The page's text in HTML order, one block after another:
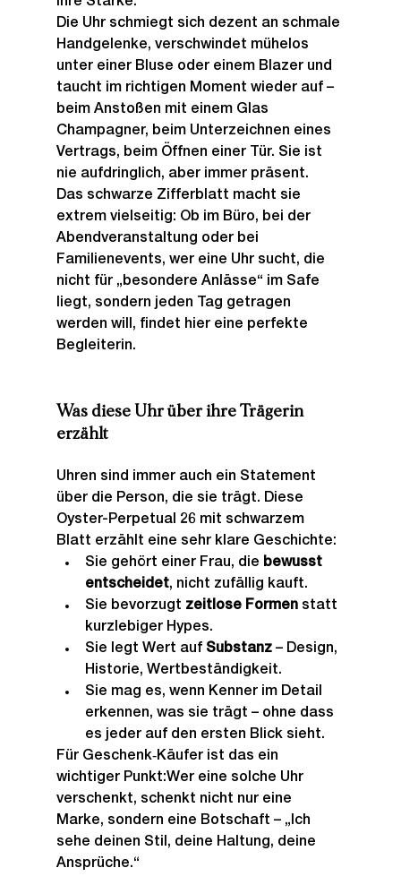
Die Uhr schmiegt sich dezent an schmale
Handgelenke, verschwindet mühelos
unter einer Bluse oder einem Blazer und
taucht im richtigen Moment wieder auf –
beim Anstoßen mit einem Glas
Champagner, beim Unterzeichnen eines
Vertrags, beim Öffnen einer Tür. Sie ist
nie aufdringlich, aber immer präsent.
Das schwarze Zifferblatt macht sie
extrem vielseitig: Ob im Büro, bei der
Abendveranstaltung oder bei
Familienevents, wer eine Uhr sucht, die
nicht für „besondere Anlässe“ im Safe
liegt, sondern jeden Tag getragen
werden will, findet hier eine perfekte
Begleiterin.
Was diese Uhr über ihre Trägerin
erzählt
Uhren sind immer auch ein Statement
über die Person, die sie trägt. Diese
Oyster-Perpetual 26 mit schwarzem
Blatt erzählt eine sehr klare Geschichte:
Sie gehört einer Frau, die bewusst
entscheidet, nicht zufällig kauft.
Sie bevorzugt zeitlose Formen statt
kurzlebiger Hypes.
Sie legt Wert auf Substanz – Design,
Historie, Wertbeständigkeit.
Sie mag es, wenn Kenner im Detail
erkennen, was sie trägt – ohne dass
es jeder auf den ersten Blick sieht.
Für Geschenk‑Käufer ist das ein
wichtiger Punkt:Wer eine solche Uhr
verschenkt, schenkt nicht nur eine
Marke, sondern eine Botschaft – „Ich
sehe deinen Stil, deine Haltung, deine
Ansprüche.“